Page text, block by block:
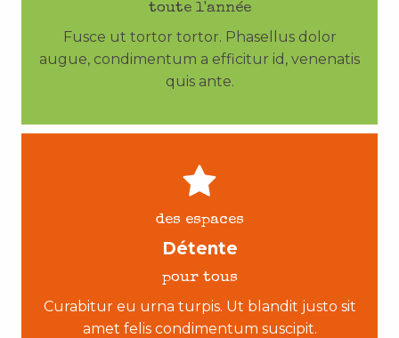
toute l'année
Fusce ut tortor tortor. Phasellus dolor
augue, condimentum a efficitur id, venenatis
quis ante.
des espaces
Détente
pour tous
Curabitur eu urna turpis. Ut blandit justo sit
amet felis condimentum suscipit.